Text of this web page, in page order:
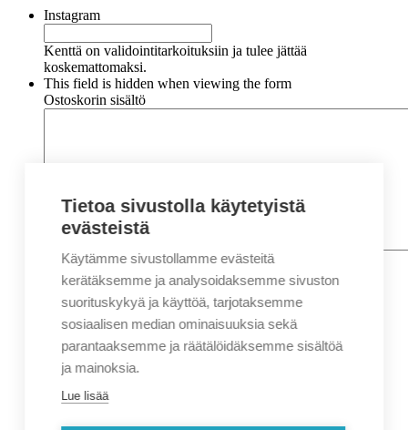
Instagram
Kenttä on validointitarkoituksiin ja tulee jättää
koskemattomaksi.
This field is hidden when viewing the form
Ostoskorin sisältö
Nimi*
Etunimi
Sukunimi
Sähköposti*
Puhelin*
Osoitetiedot
Tietoa sivustolla käytetyistä
evästeistä
Käytämme sivustollamme evästeitä
kerätäksemme ja analysoidaksemme sivuston
suorituskykyä ja käyttöä, tarjotaksemme
sosiaalisen median ominaisuuksia sekä
parantaaksemme ja räätälöidäksemme sisältöä
ja mainoksia.
Lue lisää